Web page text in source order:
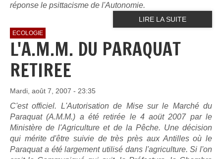
réponse le psittacisme de l'Autonomie.
LIRE LA SUITE
ECOLOGIE
L'A.M.M. DU PARAQUAT
RETIREE
Mardi, août 7, 2007 - 23:35
C'est officiel. L'Autorisation de Mise sur le Marché du
Paraquat (A.M.M.) a été retirée le 4 aoüt 2007 par le
Ministère de l'Agriculture et de la Pêche. Une décision
qui mérite d'être suivie de très près aux Antilles où le
Paraquat a été largement utilisé dans l'agriculture. Si l'on